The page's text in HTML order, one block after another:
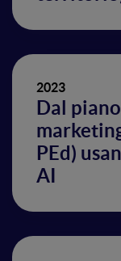
2023
Dal
PEd)
AI